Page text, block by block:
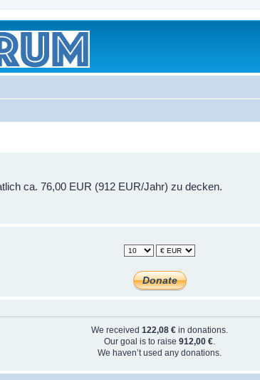
ca. 76,00 EUR (912 EUR/Jahr) zu decken.
We received 122,08 € in donations.
Our goal is to raise 912,00 €.
We haven’t used any donations.